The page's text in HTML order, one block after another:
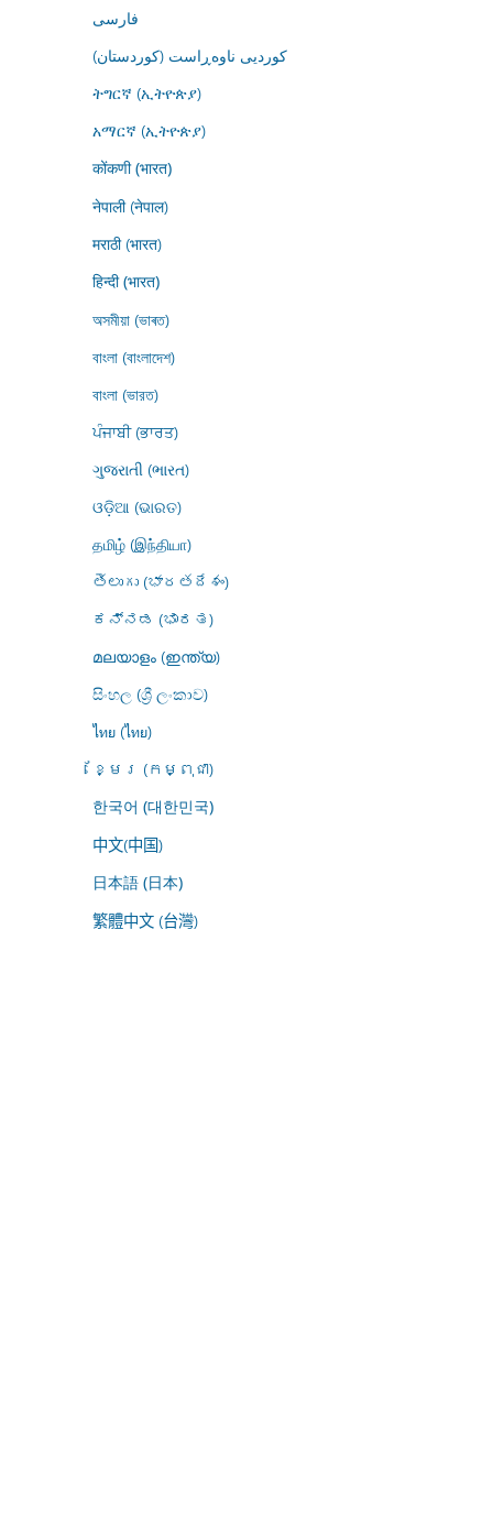
فارسى
کوردیی ناوەڕاست (کوردستان)
ትግርኛ (ኢትዮጵያ)
አማርኛ (ኢትዮጵያ)
कोंकणी (भारत)
नेपाली (नेपाल)
मराठी (भारत)
हिन्दी (भारत)
অসমীয়া (ভাৰত)
বাংলা (বাংলাদেশ)
বাংলা (ভারত)
ਪੰਜਾਬੀ (ਭਾਰਤ)
ગુજરાતી (ભારત)
ଓଡ଼ିଆ (ଭାରତ)
தமிழ் (இந்தியா)
తెలుగు (భారతదేశం)
ಕನ್ನಡ (ಭಾರತ)
മലയാളം (ഇന്ത്യ)
සිංහල (ශ්‍රී ලංකාව)
ไทย (ไทย)
ខ្មែរ (កម្ពុជា)
한국어 (대한민국)
中文(中国)
日本語 (日本)
繁體中文 (台灣)